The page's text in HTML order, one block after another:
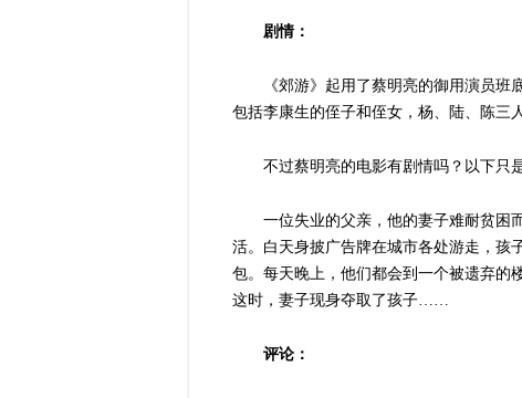
剧情：
《郊游》起用了蔡明亮的御用演员
包括李康生的侄子和侄女，杨、陆、陈三
不过蔡明亮的电影有剧情吗？以下只
一位失业的父亲，他的妻子难耐贫困
活。白天身披广告牌在城市各处游走，孩
包。每天晚上，他们都会到一个被遗弃的
这时，妻子现身夺取了孩子……
评论：